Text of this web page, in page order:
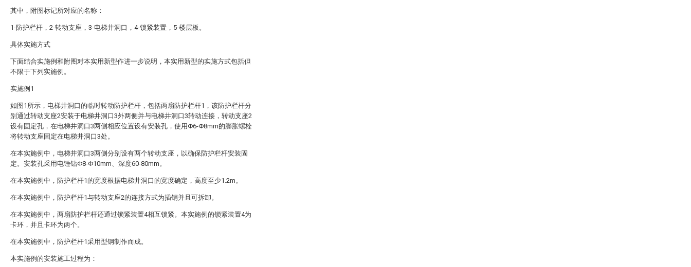
其中，附图标记所对应的名称：
1-防护栏杆，2-转动支座，3-电梯井洞口，4-锁紧装置，5-楼层板。
具体实施方式
下面结合实施例和附图对本实用新型作进一步说明，本实用新型的实施方式包括但
不限于下列实施例。
实施例1
如图1所示，电梯井洞口的临时转动防护栏杆，包括两扇防护栏杆1，该防护栏杆分
别通过转动支座2安装于电梯井洞口3外两侧并与电梯井洞口3转动连接，转动支座2
设有固定孔，在电梯井洞口3两侧相应位置设有安装孔，使用Φ6-Φ8mm的膨胀螺栓
将转动支座固定在电梯井洞口3处。
在本实施例中，电梯井洞口3两侧分别设有两个转动支座，以确保防护栏杆安装固
定。安装孔采用电锤钻Φ8-Φ10mm、深度60-80mm。
在本实施例中，防护栏杆1的宽度根据电梯井洞口的宽度确定，高度至少1.2m。
在本实施例中，防护栏杆1与转动支座2的连接方式为插销并且可拆卸。
在本实施例中，两扇防护栏杆还通过锁紧装置4相互锁紧。本实施例的锁紧装置4为
卡环，并且卡环为两个。
在本实施例中，防护栏杆1采用型钢制作而成。
本实施例的安装施工过程为：